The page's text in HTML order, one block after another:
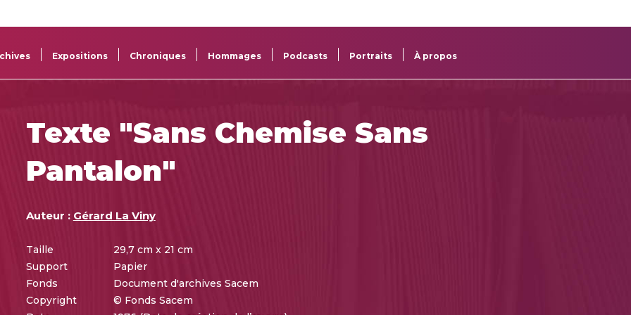
Sacem
projets
Sacem
des œuvres
Expositions Chroniques Hommages Podcasts Portraits À propos
Texte "Sans Chemise Sans
Pantalon"
Auteur : Gérard La Viny
Taille
29,7 cm x 21 cm
Support
Papier
Fonds
Document d'archives Sacem
Copyright
© Fonds Sacem